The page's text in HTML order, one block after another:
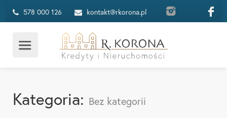
578 000 126 kontakt@rkorona.pl
Kategoria: Bez kategorii